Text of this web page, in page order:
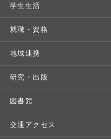
教育理念・方針・取り組み
キャンパス・施設設備
交通アクセス
基本情報・情報公開
広報・公聴
オープンキャンパス
Webオープンキャンパス
個別相談（来学・オンライン
特待生（入学者向け）
パンフレット・資料請求
入学予定者の皆さま
学部・学科
地域実践
留学プログラム
語学プログラム
教職課程
教員紹介
学生生活
キャンパスライフ
年間スケジュール
クラブ・サークル
大学周辺マップ
学生寮
就職・資格
就職・進路サポート
資格取得
公務員試験対策
就職実績
地域連携
地域との連携
生涯学習
科目等履修生
研究・出版
研究者・研究分野
人文社会科学研究所
図書館
交通アクセス